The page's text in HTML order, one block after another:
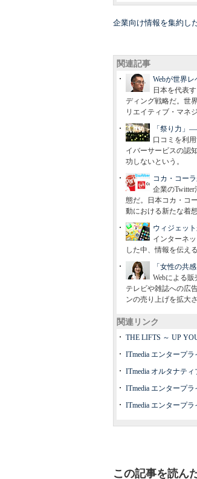
企業向け情報を集約し
関連記事
Webが世界
日本を代表
ディング戦略だ。世
リエイティブ・マネ
「祭り力」
口コミを利
イバーサービスの認
功しないという。
コカ・コー
企業の
態だ。日本コカ・コ
動における新たな着
ウィジェッ
インターネ
した中、情報を伝え
「女性の共
Webによる
テレビや雑誌への広
ンの売り上げを拡大
関連リンク
THE LIFTS ～ UP
ITmedia エンタープラ
ITmedia オルタナテ
ITmedia エンタープ
ITmedia エンタープ
この記事を読ん